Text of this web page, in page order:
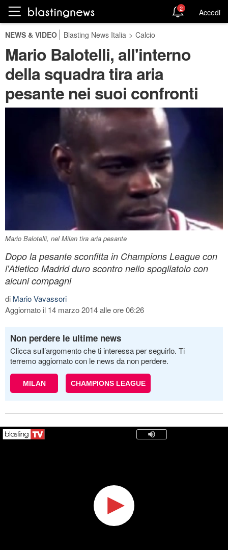
2 Accedi
NEWS & VIDEO Blasting News Italia > Calcio
Mario Balotelli, all'interno
della squadra tira aria
pesante nei suoi confronti
Mario Balotelli, nel Milan tira aria pesante
Dopo la pesante sconfitta in Champions League con
l'Atletico Madrid duro scontro nello spogliatoio con
alcuni compagni
di Mario Vavassori
Aggiornato il 14 marzo 2014 alle ore 06:26
Non perdere le ultime news
Clicca sull’argomento che ti interessa per seguirlo. Ti
terremo aggiornato con le news da non perdere.
MILAN CHAMPIONS LEAGUE